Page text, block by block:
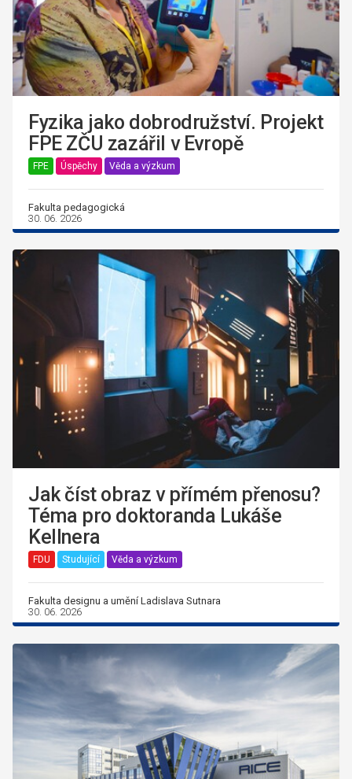
Fyzika jako dobrodružství. Projekt
FPE ZČU zazářil v Evropě
FPE Úspěchy Věda a výzkum
Fakulta pedagogická
30. 06. 2026
Jak číst obraz v přímém přenosu?
Téma pro doktoranda Lukáše
Kellnera
FDU Studující Věda a výzkum
Fakulta designu a umění Ladislava Sutnara
30. 06. 2026